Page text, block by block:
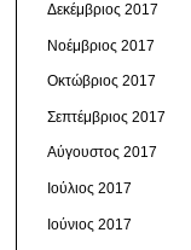
Δεκέμβριος 2017
Νοέμβριος 2017
Οκτώβριος 2017
Σεπτέμβριος 2017
Αύγουστος 2017
Ιούλιος 2017
Ιούνιος 2017